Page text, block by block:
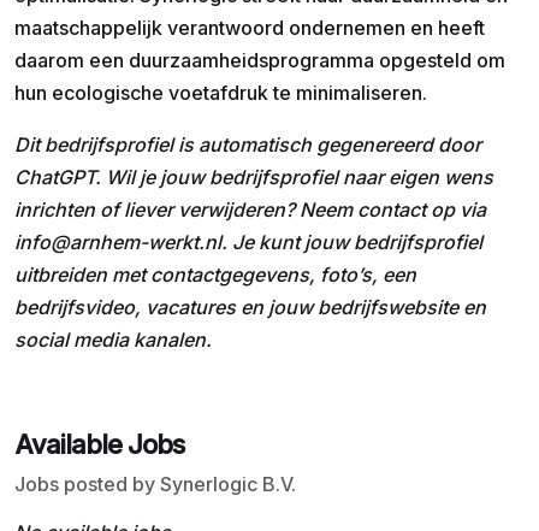
maatschappelijk verantwoord ondernemen en heeft
daarom een duurzaamheidsprogramma opgesteld om
hun ecologische voetafdruk te minimaliseren.
Dit bedrijfsprofiel is automatisch gegenereerd door
ChatGPT. Wil je jouw bedrijfsprofiel naar eigen wens
inrichten of liever verwijderen? Neem contact op via
info@arnhem-werkt.nl. Je kunt jouw bedrijfsprofiel
uitbreiden met contactgegevens, foto’s, een
bedrijfsvideo, vacatures en jouw bedrijfswebsite en
social media kanalen.
Available Jobs
Jobs posted by Synerlogic B.V.